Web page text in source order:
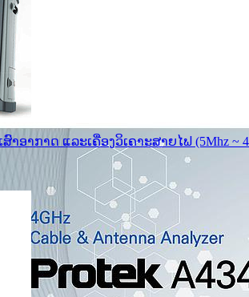
ສົາອາກາດ ແລະເຄື່ອງວິເຄາະສາຍໄຟ (5Mhz ~